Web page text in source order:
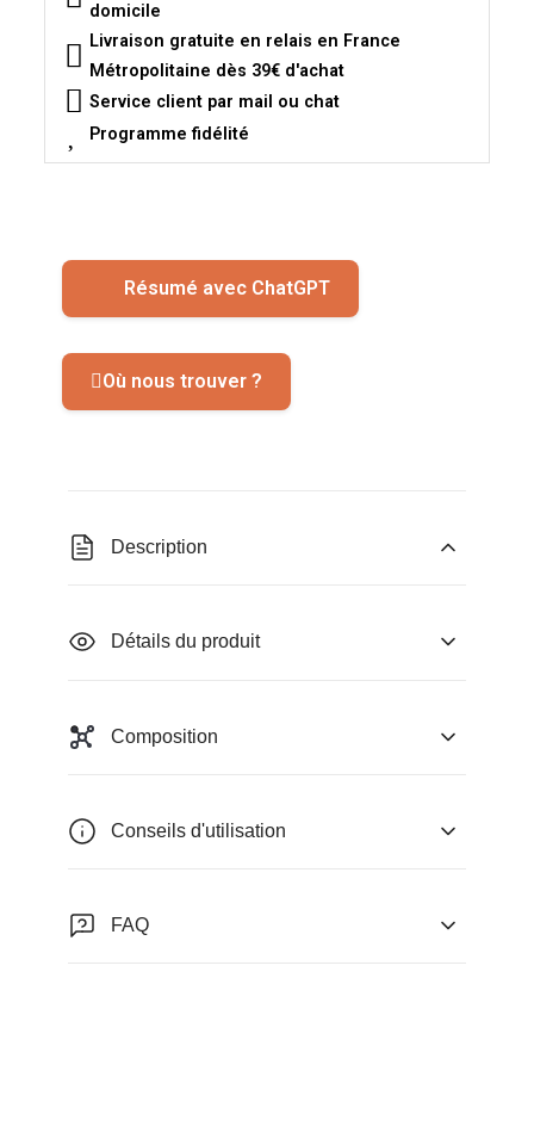
domicile
Livraison gratuite en relais en France
Métropolitaine dès 39€ d'achat
Service client par mail ou chat
Programme fidélité
Résumé avec ChatGPT
Où nous trouver ?
Description
Détails du produit
Composition
Conseils d'utilisation
FAQ